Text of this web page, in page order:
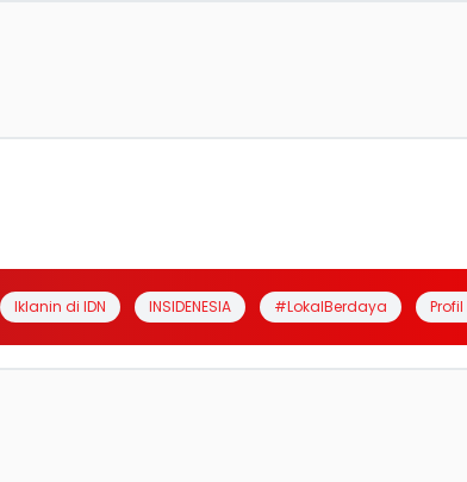
Iklanin di IDN INSIDENESIA #LokalBerdaya